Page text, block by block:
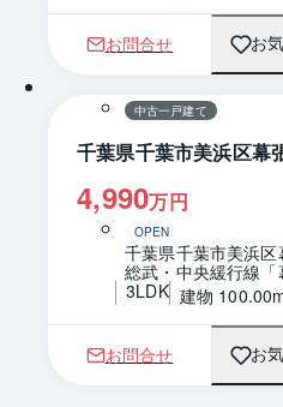
お問合せ お
中古一戸建て
千葉県千葉市美浜区幕
4,990万円
OPEN
千葉県千葉市美浜区
総武・中央緩行線
3LDK 建物
お問合せ お